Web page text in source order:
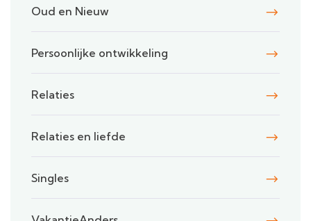
Oud en Nieuw
Persoonlijke ontwikkeling
Relaties
Relaties en liefde
Singles